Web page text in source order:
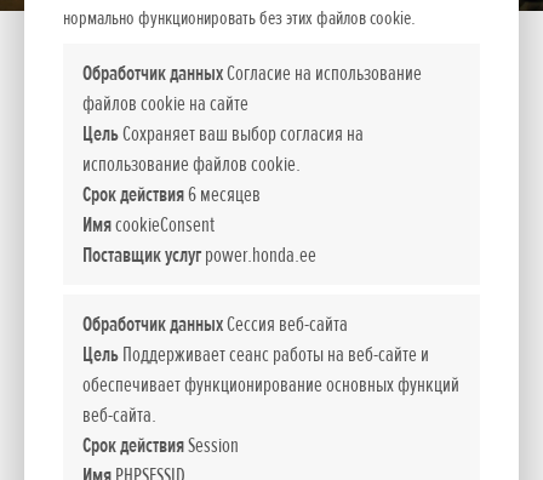
нормально функционировать без этих файлов cookie.
Обработчик данныхСогласие на использование
файлов cookie на сайте
ЦельСохраняет ваш выбор согласия на
использование файлов cookie.
Срок действия6 месяцев
ИмяcookieConsent
Поставщик услугpower.honda.ee
Обработчик данныхСессия веб-сайта
ЦельПоддерживает сеанс работы на веб-сайте и
обеспечивает функционирование основных функций
веб-сайта.
Срок действияSession
Показать содержимое всех
категорий
Спецификация Показать всё
Сухая масса, кг
55 min - 8A fast / 185 min - 2A
standard
Показать содержимое всех категорий